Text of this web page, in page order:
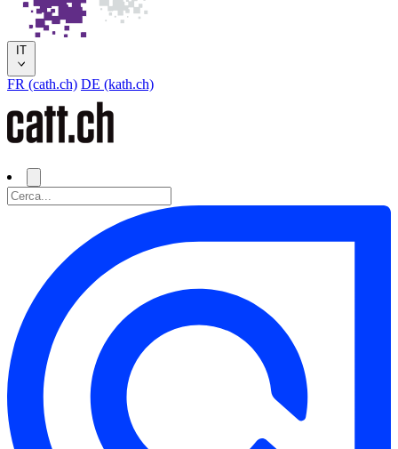
IT
FR (cath.ch) DE (kath.ch)